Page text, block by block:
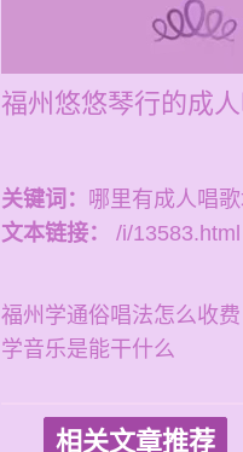
福州悠悠琴行的成
关键词： 哪里有成人唱
文本链接：
/i/13583.html
福州学通俗唱法怎么收费
学音乐是能干什么
相关文章推荐